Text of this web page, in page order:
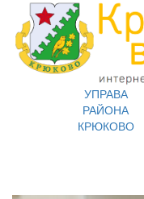
УПРАВА
РАЙОНА
КРЮКОВО